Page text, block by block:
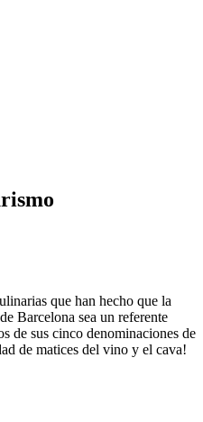
que han hecho que la
Barcelona sea un referente
de sus cinco denominaciones de
de matices del vino y el cava!